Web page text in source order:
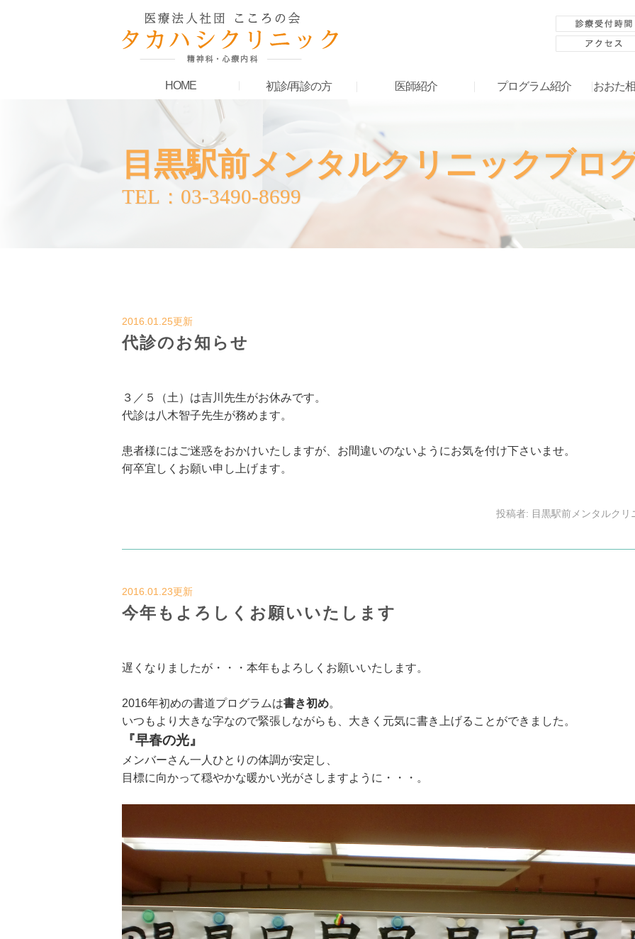
HOME 初診/再診の方 医師紹介 プログラム紹介 おおた
目黒駅前メンタルクリニックブロ
TEL：03-3490-8699
2016.01.25更新
代診のお知らせ
３／５（土）は吉川先生がお休みです。
代診は八木智子先生が務めます。
患者様にはご迷惑をおかけいたしますが、お間違いのないようにお気を付け下さいませ。
何卒宜しくお願い申し上げます。
投稿者: 目黒駅前メンタルクリ
2016.01.23更新
今年もよろしくお願いいたします
遅くなりましたが・・・本年もよろしくお願いいたします。
2016年初めの書道プログラムは書き初め。
いつもより大きな字なので緊張しながらも、大きく元気に書き上げることができました。
『早春の光』
メンバーさん一人ひとりの体調が安定し、
目標に向かって穏やかな暖かい光がさしますように・・・。